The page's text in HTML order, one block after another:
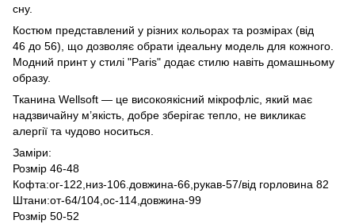
сну.
Костюм представлений у різних кольорах та розмірах (від
46 до 56), що дозволяє обрати ідеальну модель для кожного.
Модний принт у стилі "Paris" додає стилю навіть домашньому
образу.
Тканина Wellsoft — це високоякісний мікрофліс, який має
надзвичайну м’якість, добре зберігає тепло, не викликає
алергії та чудово носиться.
Заміри:
Розмір 46-48
Кофта:ог-122,низ-106.довжина-66,рукав-57/від горловина 82
Штани:от-64/104,ос-114,довжина-99
Розмір 50-52